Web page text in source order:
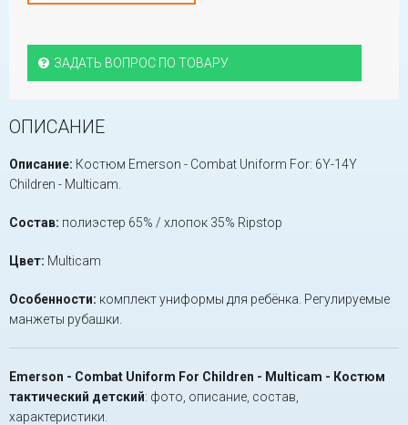
ЗАДАТЬ ВОПРОС ПО ТОВАРУ
ОПИСАНИЕ
Описание: Костюм Emerson - Combat Uniform For: 6Y-14Y
Children - Multicam.
Состав: полиэстер 65% / хлопок 35% Ripstop
Цвет: Multicam
Особенности: комплект униформы для ребёнка. Регулируемые
манжеты рубашки.
Emerson - Combat Uniform For Children - Multicam - Костюм
тактический детский: фото, описание, состав,
характеристики.